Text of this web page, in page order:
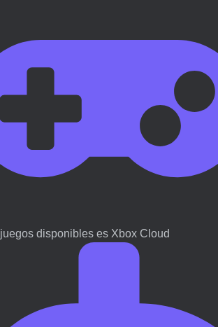
juegos disponibles es Xbox Cloud